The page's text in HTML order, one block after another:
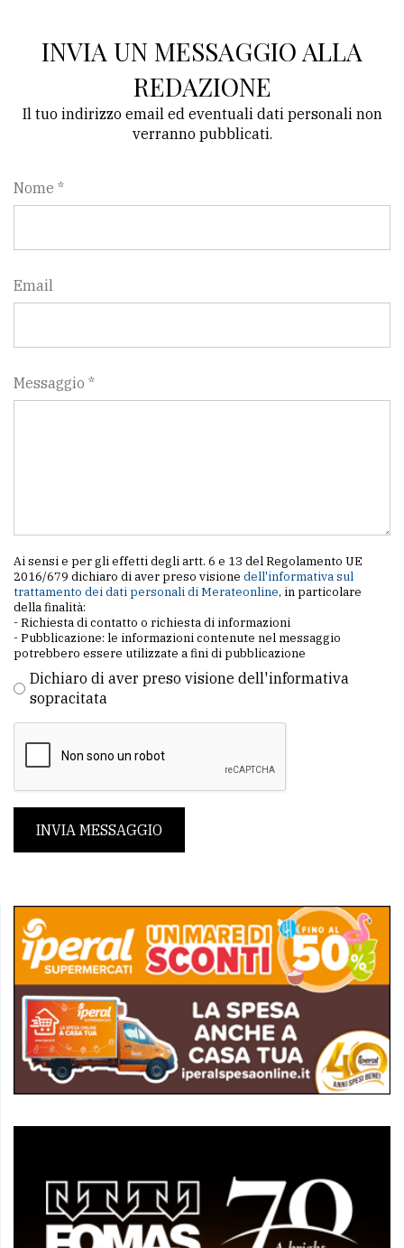
INVIA UN MESSAGGIO ALLA
REDAZIONE
Il tuo indirizzo email ed eventuali dati personali non
verranno pubblicati.
Nome *
Email
Messaggio *
Ai sensi e per gli effetti degli artt. 6 e 13 del Regolamento UE
2016/679 dichiaro di aver preso visione dell'informativa sul
trattamento dei dati personali di Merateonline, in particolare
della finalità:
- Richiesta di contatto o richiesta di informazioni
- Pubblicazione: le informazioni contenute nel messaggio
potrebbero essere utilizzate a fini di pubblicazione
Dichiaro di aver preso visione dell'informativa
sopracitata
INVIA MESSAGGIO